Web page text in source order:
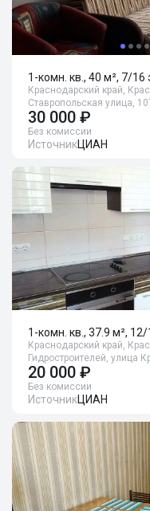
1-комн. кв., 40 м², 7/16
Краснодарский край,
Ставропольская улица,
30 000 ₽
Без комиссии
ИсточникЦИАН
1-комн. кв., 37.9 м²,
Краснодарский край,
Гидростроителей, улица
20 000 ₽
Без комиссии
ИсточникЦИАН